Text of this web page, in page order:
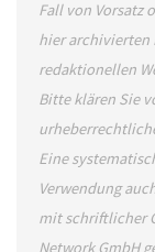
Fall von Vorsatz
hier
redaktionellen
Bitte klären Sie
Eine
Verwendung
mit schriftlicher
Network GmbH